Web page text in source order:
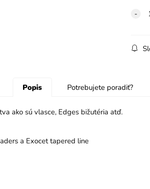
Popis Potrebujete poradiť?
ako sú vlasce, Edges bižutéria atď.
a Exocet tapered line